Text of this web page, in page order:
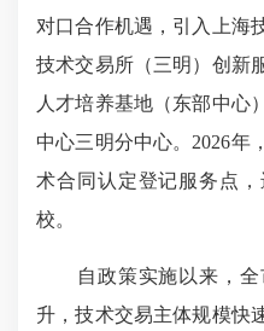
对口合作机遇，引入
上海
技术交易所（三明）创新
人才培养基地（东部中心
中心三明分中心。2026年
术合同认定登记服务点
校。
自政策实施以来，全
升，技术交易主体规模快